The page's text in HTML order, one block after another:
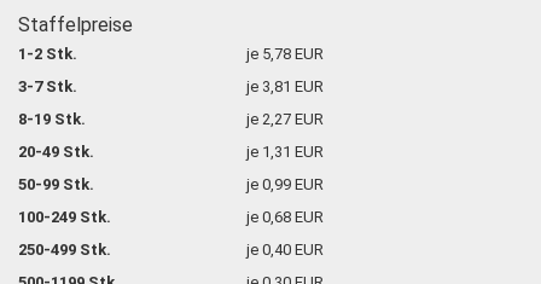
Staffelpreise
1-2 Stk.
je 5,78 EUR
3-7 Stk.
je 3,81 EUR
8-19 Stk.
je 2,27 EUR
20-49 Stk.
je 1,31 EUR
50-99 Stk.
je 0,99 EUR
100-249 Stk.
je 0,68 EUR
250-499 Stk.
je 0,40 EUR